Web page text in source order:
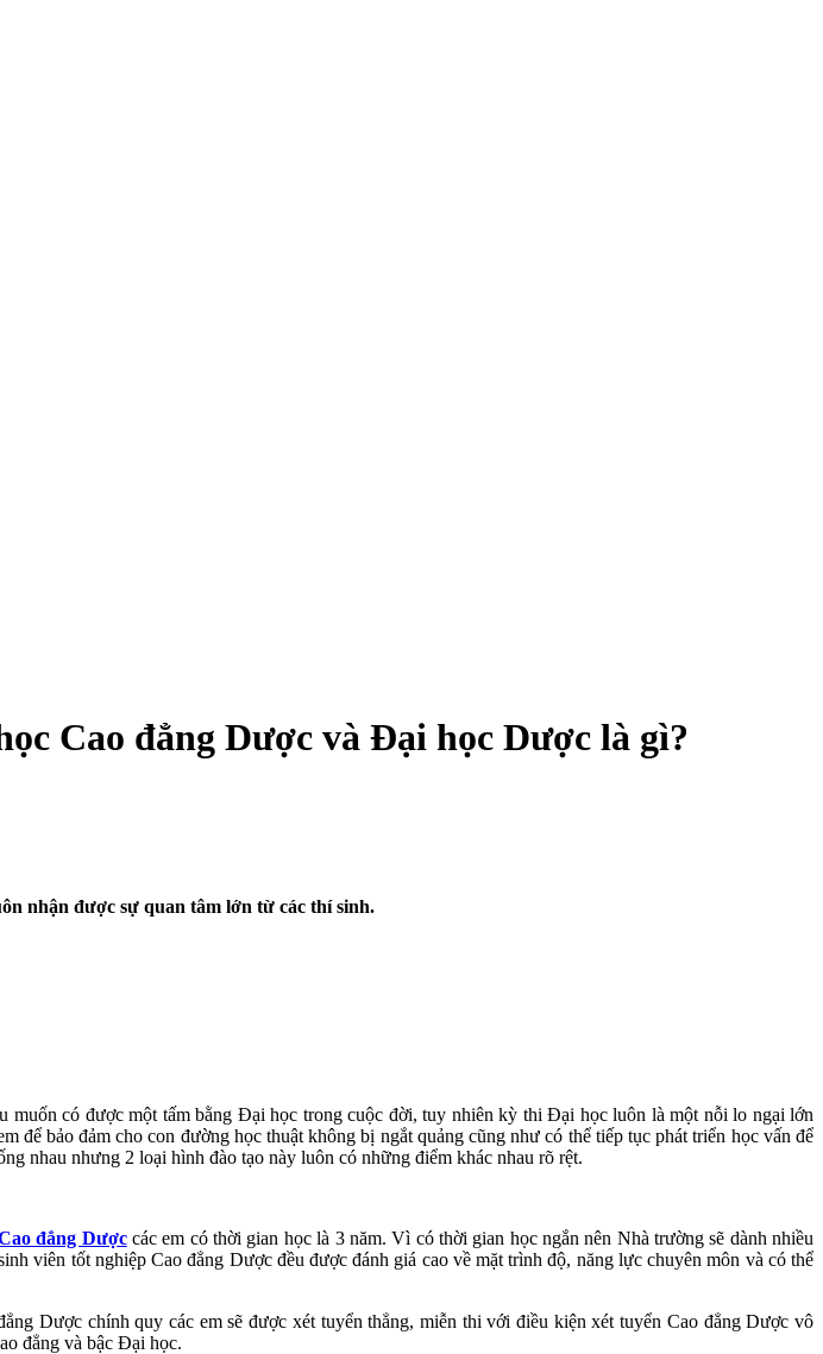
Cao đẳng Dược và Đại học Dược là gì?
nhận được sự quan tâm lớn từ các thí sinh.
muốn có được một tấm bằng Đại học trong cuộc đời, tuy nhiên kỳ thi Đại học luôn là một nỗi lo ngại lớn
bảo đảm cho con đường học thuật không bị ngắt quảng cũng như có thể tiếp tục phát triển học vấn để
nhau nhưng 2 loại hình đào tạo này luôn có những điểm khác nhau rõ rệt.
đẳng Dượccác em có thời gian học là 3 năm. Vì có thời gian học ngắn nên Nhà trường sẽ dành nhiều
viên tốt nghiệp Cao đẳng Dược đều được đánh giá cao về mặt trình độ, năng lực chuyên môn và có thể
Dược chính quy các em sẽ được xét tuyển thẳng, miễn thi với điều kiện xét tuyển Cao đẳng Dược vô
đẳng và bậc Đại học.